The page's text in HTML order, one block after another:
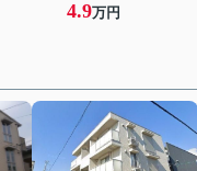
4.9万円